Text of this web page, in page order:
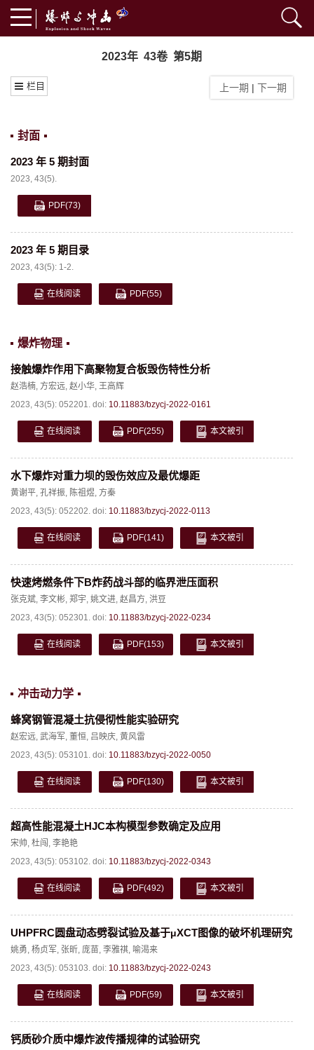
2023年 43卷 第5期
栏目 上一期 | 下一期
封面
2023 年 5 期封面
2023, 43(5).
PDF(73)
2023 年 5 期目录
2023, 43(5): 1-2.
在线阅读 PDF(55)
爆炸物理
接触爆炸作用下高聚物复合板毁伤特性分析
赵浩楠, 方宏远, 赵小华, 王高辉
2023, 43(5): 052201. doi: 10.11883/bzycj-2022-0161
在线阅读 PDF(255) 本文被引
水下爆炸对重力坝的毁伤效应及最优爆距
黄谢平, 孔祥振, 陈祖煜, 方秦
2023, 43(5): 052202. doi: 10.11883/bzycj-2022-0113
在线阅读 PDF(141) 本文被引
快速烤燃条件下B炸药战斗部的临界泄压面积
张克斌, 李文彬, 郑宇, 姚文进, 赵昌方, 洪豆
2023, 43(5): 052301. doi: 10.11883/bzycj-2022-0234
在线阅读 PDF(153) 本文被引
冲击动力学
蜂窝钢管混凝土抗侵彻性能实验研究
赵宏远, 武海军, 董恒, 吕映庆, 黄风雷
2023, 43(5): 053101. doi: 10.11883/bzycj-2022-0050
在线阅读 PDF(130) 本文被引
超高性能混凝土HJC本构模型参数确定及应用
宋帅, 杜闯 , 李艳艳
2023, 43(5): 053102. doi: 10.11883/bzycj-2022-0343
在线阅读 PDF(492) 本文被引
UHPFRC圆盘动态劈裂试验及基于μXCT图像的破坏机理研究
姚勇, 杨贞军, 张昕, 庞苗, 李雅祺, 喻渴来
2023, 43(5): 053103. doi: 10.11883/bzycj-2022-0243
在线阅读 PDF(59) 本文被引
钙质砂介质中爆炸波传播规律的试验研究